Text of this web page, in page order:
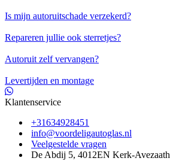
Is mijn autoruitschade verzekerd?
Repareren jullie ook sterretjes?
Autoruit zelf vervangen?
Levertijden en montage
Klantenservice
+31634928451
info@voordeligautoglas.nl
Veelgestelde vragen
De Abdij 5, 4012EN Kerk-Avezaath